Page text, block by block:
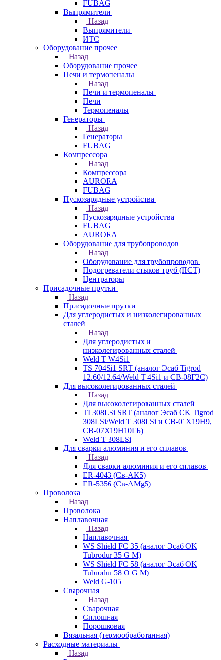
FUBAG
Выпрямители
Назад
Выпрямители
ИТС
Оборудование прочее
Назад
Оборудование прочее
Печи и термопеналы
Назад
Печи и термопеналы
Печи
Термопеналы
Генераторы
Назад
Генераторы
FUBAG
Компрессора
Назад
Компрессора
AURORA
FUBAG
Пускозарядные устройства
Назад
Пускозарядные устройства
FUBAG
AURORA
Оборудование для трубопроводов
Назад
Оборудование для трубопроводов
Подогреватели стыков труб (ПСТ)
Центраторы
Присадочные прутки
Назад
Присадочные прутки
Для углеродистых и низколегированных
сталей
Назад
Для углеродистых и
низколегированных сталей
Weld T W4Si1
TS 704Si1 SRT (аналог Эсаб Tigrod
12.60/12.64/Weld T 4Si1 и СВ-08Г2С)
Для высоколегированных сталей
Назад
Для высоколегированных сталей
TI 308LSi SRT (аналог Эсаб OK Tigrod
308LSi/Weld T 308LSi и СВ-01Х19Н9,
СВ-07Х19Н10ГБ)
Weld T 308LSi
Для сварки алюминия и его сплавов
Назад
Для сварки алюминия и его сплавов
ER-4043 (Св-АК5)
ER-5356 (Св-АМg5)
Проволока
Назад
Проволока
Наплавочная
Назад
Наплавочная
WS Shield FC 35 (аналог Эсаб OK
Tubrodur 35 G M)
WS Shield FC 58 (аналог Эсаб OK
Tubrodur 58 O G M)
Weld G-105
Сварочная
Назад
Сварочная
Сплошная
Порошковая
Вязальная (термообработанная)
Расходные материалы
Назад